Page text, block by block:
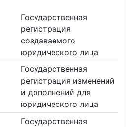
Государственная
регистрация
создаваемого
юридического лица
Государственная
регистрация изменений
и дополнений для
юридического лица
Государственная